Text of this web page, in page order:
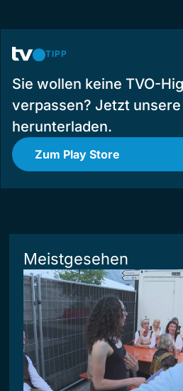
TIPP
Sie wollen keine TVO-
verpassen? Jetzt
herunterladen.
Zum Play Store
Meistgesehen